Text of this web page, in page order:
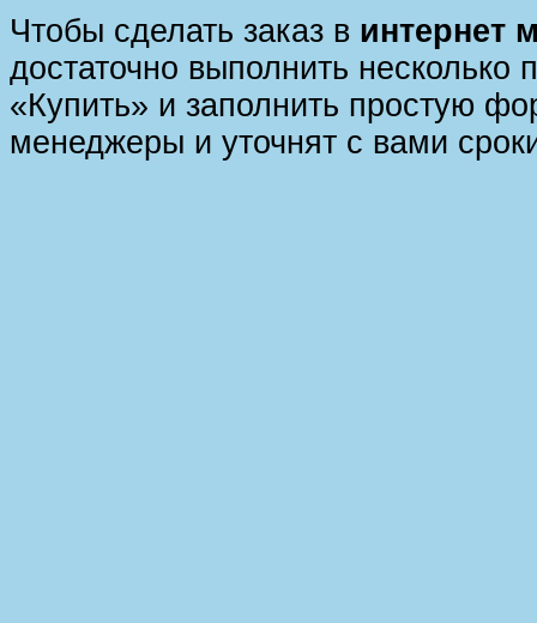
Чтобы сделать заказ в интернет
достаточно выполнить несколько
«Купить» и заполнить простую
менеджеры и уточнят с вами